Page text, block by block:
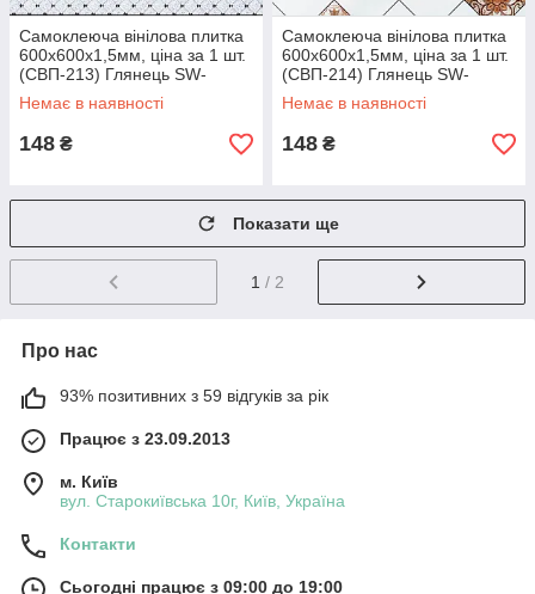
Самоклеюча вінілова плитка
600х600х1,5мм, ціна за 1 шт.
(СВП-213) Глянець SW-
00000519
Немає в наявності
148 ₴
Самоклеюча вінілова плитка
600х600х1,5мм, ціна за 1 шт.
(СВП-214) Глянець SW-
00000520
Немає в наявності
148 ₴
Показати ще
1 / 2
Про нас
93% позитивних з 59 відгуків за рік
Працює з 23.09.2013
м. Київ
вул. Старокиївська 10г, Київ, Україна
Контакти
Сьогодні працює з 09:00 до 19:00